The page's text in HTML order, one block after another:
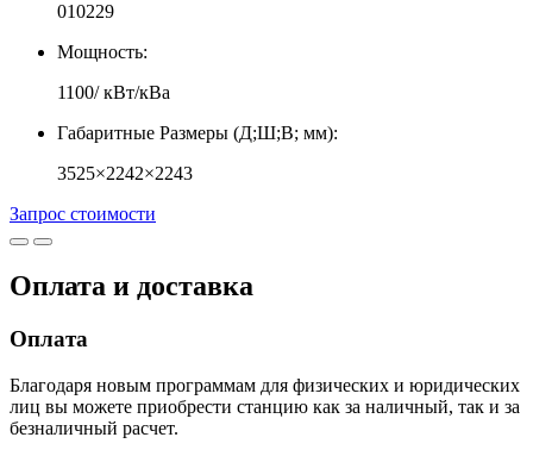
010229
Мощность:
1100/ кВт/кВа
Габаритные Размеры (Д;Ш;В; мм):
3525×2242×2243
Запрос стоимости
Оплата и доставка
Оплата
Благодаря новым программам для физических и юридических
лиц вы можете приобрести станцию как за наличный, так и за
безналичный расчет.